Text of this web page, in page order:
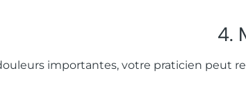
4.
importantes, votre praticien peut